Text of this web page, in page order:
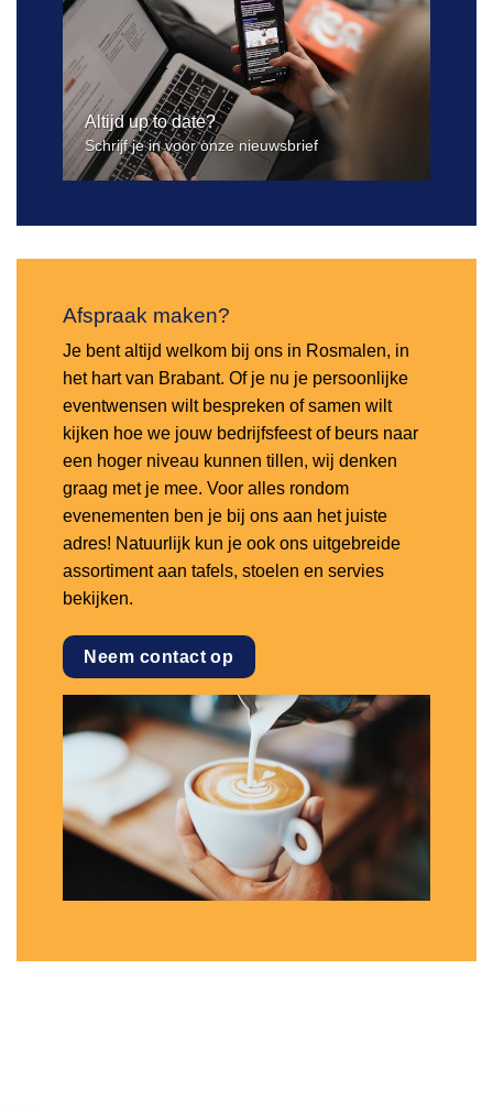
Altijd up to date?
Schrijf je in voor onze nieuwsbrief
Afspraak maken?
Je bent altijd welkom bij ons in Rosmalen, in
het hart van Brabant. Of je nu je persoonlijke
eventwensen wilt bespreken of samen wilt
kijken hoe we jouw bedrijfsfeest of beurs naar
een hoger niveau kunnen tillen, wij denken
graag met je mee. Voor alles rondom
evenementen ben je bij ons aan het juiste
adres! Natuurlijk kun je ook ons uitgebreide
assortiment aan tafels, stoelen en servies
bekijken.
Neem contact op